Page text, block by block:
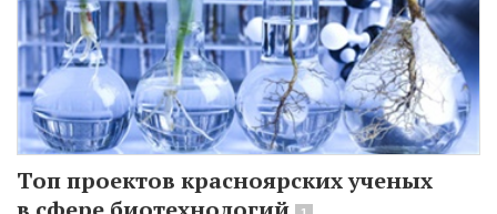
Топ проектов красноярских ученых